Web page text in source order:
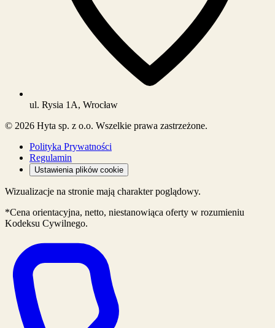
ul. Rysia 1A, Wrocław
© 2026 Hyta sp. z o.o. Wszelkie prawa zastrzeżone.
Polityka Prywatności
Regulamin
Ustawienia plików cookie
Wizualizacje na stronie mają charakter poglądowy.
*Cena orientacyjna, netto, niestanowiąca oferty w rozumieniu
Kodeksu Cywilnego.